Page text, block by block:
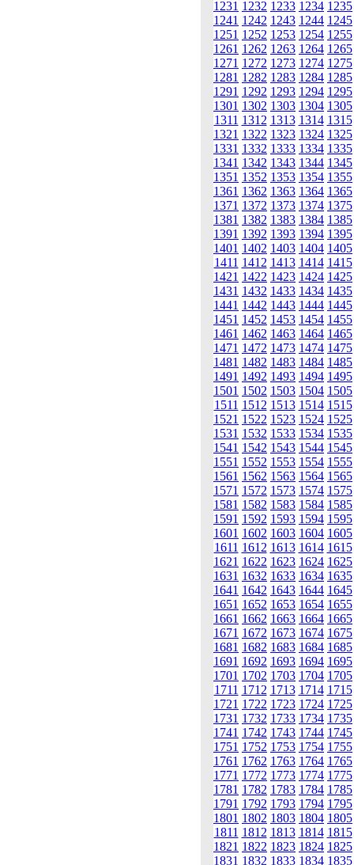
1231 1232 1233 1234 1235
1241 1242 1243 1244 1245
1251 1252 1253 1254 1255
1261 1262 1263 1264 1265
1271 1272 1273 1274 1275
1281 1282 1283 1284 1285
1291 1292 1293 1294 1295
1301 1302 1303 1304 1305
1311 1312 1313 1314 1315
1321 1322 1323 1324 1325
1331 1332 1333 1334 1335
1341 1342 1343 1344 1345
1351 1352 1353 1354 1355
1361 1362 1363 1364 1365
1371 1372 1373 1374 1375
1381 1382 1383 1384 1385
1391 1392 1393 1394 1395
1401 1402 1403 1404 1405
1411 1412 1413 1414 1415
1421 1422 1423 1424 1425
1431 1432 1433 1434 1435
1441 1442 1443 1444 1445
1451 1452 1453 1454 1455
1461 1462 1463 1464 1465
1471 1472 1473 1474 1475
1481 1482 1483 1484 1485
1491 1492 1493 1494 1495
1501 1502 1503 1504 1505
1511 1512 1513 1514 1515
1521 1522 1523 1524 1525
1531 1532 1533 1534 1535
1541 1542 1543 1544 1545
1551 1552 1553 1554 1555
1561 1562 1563 1564 1565
1571 1572 1573 1574 1575
1581 1582 1583 1584 1585
1591 1592 1593 1594 1595
1601 1602 1603 1604 1605
1611 1612 1613 1614 1615
1621 1622 1623 1624 1625
1631 1632 1633 1634 1635
1641 1642 1643 1644 1645
1651 1652 1653 1654 1655
1661 1662 1663 1664 1665
1671 1672 1673 1674 1675
1681 1682 1683 1684 1685
1691 1692 1693 1694 1695
1701 1702 1703 1704 1705
1711 1712 1713 1714 1715
1721 1722 1723 1724 1725
1731 1732 1733 1734 1735
1741 1742 1743 1744 1745
1751 1752 1753 1754 1755
1761 1762 1763 1764 1765
1771 1772 1773 1774 1775
1781 1782 1783 1784 1785
1791 1792 1793 1794 1795
1801 1802 1803 1804 1805
1811 1812 1813 1814 1815
1821 1822 1823 1824 1825
1831 1832 1833 1834 1835